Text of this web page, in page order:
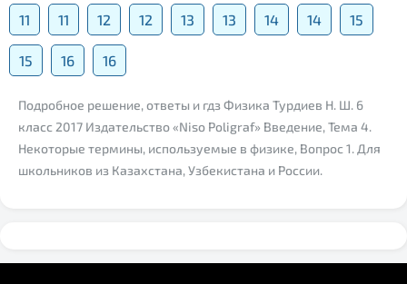
11 11 12 12 13 13 14 14 15
15 16 16
Подробное решение, ответы и гдз Физика Турдиев Н. Ш. 6
класс 2017 Издательство «Niso Poligraf» Введение, Тема 4.
Некоторые термины, используемые в физике, Вопрос 1. Для
школьников из Казахстана, Узбекистана и России.